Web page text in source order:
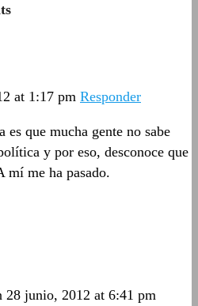
at 1:17 pm Responder
es que mucha gente no sabe
y por eso, desconoce que
mí me ha pasado.
28 junio, 2012 at 6:41 pm